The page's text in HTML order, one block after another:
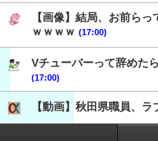
【画像】結局、お前ら
ｗｗｗｗ (17:00)
Vチューバーって辞めた
(17:00)
【動画】秋田県職員、